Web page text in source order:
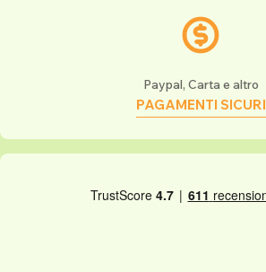
Paypal, Carta e altro
PAGAMENTI SICURI